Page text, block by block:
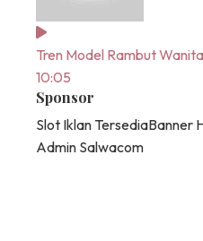
Tren Model Rambut
10:05
Sponsor
Slot Iklan TersediaBanner
Admin Salwacom